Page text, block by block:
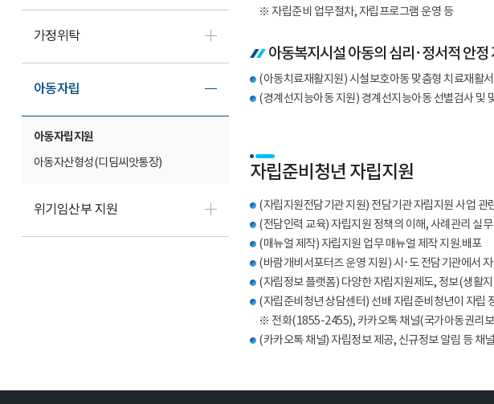
※ 자립준비 업무절차, 자립프로그램 운영 등
아동복지시설 아동의 심리･정서적 안정
(아동치료재활지원) 시설보호아동 맞춤형 치료재활
(경계선지능아동 지원) 경계선지능아동 선별검사 및
자립준비청년 자립지원
(자립지원전담기관 지원) 전담기관 자립지원 사업 관
(전담인력 교육) 자립지원 정책의 이해, 사례관리 실
(매뉴얼 제작) 자립지원 업무 매뉴얼 제작 지원.배포
(바람개비서포터즈 운영 지원) 시･도 전담기관에서
(자립정보 플랫폼) 다양한 자립지원제도, 정보(생활
(자립준비청년 상담센터) 선배 자립준비청년이 자립
※ 전화(1855-2455), 카카오톡 채널(국가아동권리
(카카오톡 채널) 자립정보 제공, 신규정보 알림 등 채
가정위탁
아동자립
아동자립지원
아동자산형성(디딤씨앗통장)
위기임산부 지원